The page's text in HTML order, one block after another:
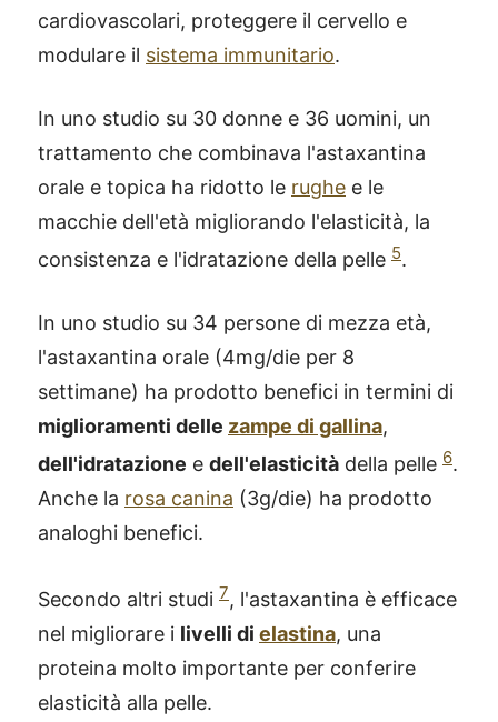
cardiovascolari, proteggere il cervello e
modulare il sistema immunitario.
In uno studio su 30 donne e 36 uomini, un
trattamento che combinava l'astaxantina
orale e topica ha ridotto le rughe e le
macchie dell'età migliorando l'elasticità, la
consistenza e l'idratazione della pelle 5.
In uno studio su 34 persone di mezza età,
l'astaxantina orale (4mg/die per 8
settimane) ha prodotto benefici in termini di
miglioramenti delle zampe di gallina,
dell'idratazione e dell'elasticità della pelle 6.
Anche la rosa canina (3g/die) ha prodotto
analoghi benefici.
Secondo altri studi 7, l'astaxantina è efficace
nel migliorare i livelli di elastina, una
proteina molto importante per conferire
elasticità alla pelle.